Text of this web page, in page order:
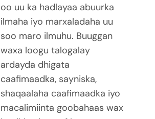
oo uu ka hadlayaa abuurka
ilmaha iyo marxaladaha uu
soo maro ilmuhu. Buuggan
waxa loogu talogalay
ardayda dhigata
caafimaadka, sayniska,
shaqaalaha caafimaadka iyo
macalimiinta goobahaas wax